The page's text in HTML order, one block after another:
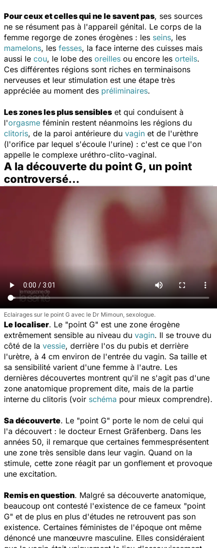
Pour ceux et celles qui ne le savent pas, ses sources
ne se résument pas à l'appareil génital. Le corps de la
femme regorge de zones érogènes : les seins, les
mamelons, les fesses, la face interne des cuisses mais
aussi le cou, le lobe des oreilles ou encore les orteils.
Ces différentes régions sont riches en terminaisons
nerveuses et leur stimulation est une étape très
appréciée au moment des préliminaires.
Les zones les plus sensibles et qui conduisent à
l'orgasme féminin restent néanmoins les régions du
clitoris, de la paroi antérieure du vagin et de l'urèthre
(l'orifice par lequel s'écoule l'urine) : c'est ce que l'on
appelle le complexe uréthro-clito-vaginal.
A la découverte du point G, un point
controversé…
Eclairages sur le point G avec le Dr Mimoun, sexologue.
Le localiser. Le "point G" est une zone érogène
extrêmement sensible au niveau du vagin. Il se trouve du
côté de la vessie, derrière l'os du pubis et derrière
l'urètre, à 4 cm environ de l'entrée du vagin. Sa taille et
sa sensibilité varient d'une femme à l'autre. Les
dernières découvertes montrent qu'il ne s'agit pas d'une
zone anatomique proprement dite, mais de la partie
interne du clitoris (voir schéma pour mieux comprendre).
Sa découverte. Le "point G" porte le nom de celui qui
l'a découvert : le docteur Ernest Gräfenberg. Dans les
années 50, il remarque que certaines femmesprésentent
une zone très sensible dans leur vagin. Quand on la
stimule, cette zone réagit par un gonflement et provoque
une excitation.
Remis en question. Malgré sa découverte anatomique,
beaucoup ont contesté l'existence de ce fameux "point
G" et de plus en plus d'études ne retrouvent pas son
existence. Certaines féministes de l'époque ont même
dénoncé une manœuvre masculine. Elles considéraient